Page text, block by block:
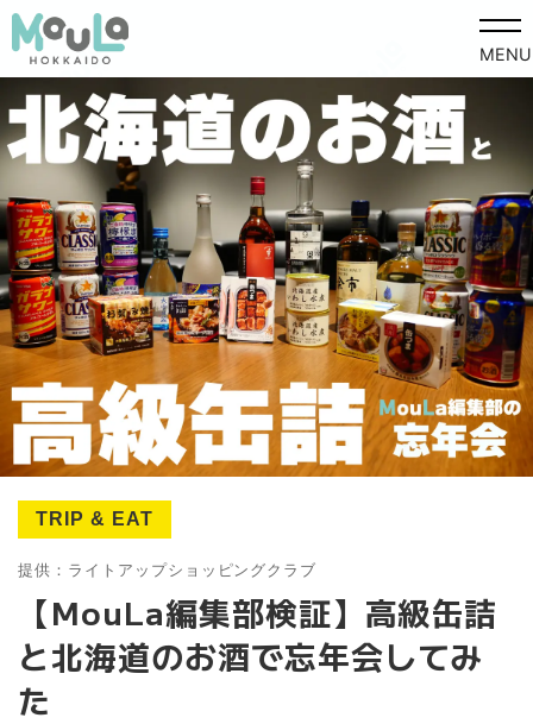
MENU
TRIP & EAT
提供：ライトアップショッピングクラブ
【MouLa編集部検証】高級缶詰
と北海道のお酒で忘年会してみ
た